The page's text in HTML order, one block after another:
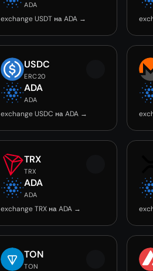
ADA
exchange USDT на ADA →
USDC
ERC20
ADA
ADA
exchange USDC на ADA →
TRX
TRX
ADA
ADA
exchange TRX на ADA →
TON
TON